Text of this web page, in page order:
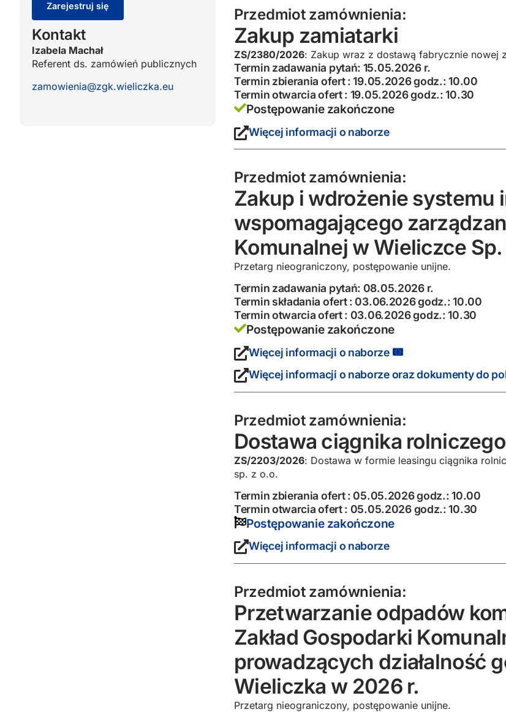
Zarejestruj się
Kontakt
Izabela Machał
Referent ds. zamówień publicznych
zamowienia@zgk.wieliczka.eu
Przedmiot zamównienia:
Zakup zamiatarki
ZS/2380/2026: Zakup wraz z dostawą fabrycznie nowej
Termin zadawania pytań: 15.05.2026 r.
Termin zbierania ofert : 19.05.2026 godz.: 10.00
Termin otwarcia ofert : 19.05.2026 godz.: 10.30
Postępowanie zakończone
Więcej informacji o naborze
Przedmiot zamównienia:
Zakup i wdrożenie systemu
wspomagającego
Komunalnej w Wieliczce Sp.
Przetarg nieograniczony, postępowanie unijne.
Termin zadawania pytań: 08.05.2026 r.
Termin składania ofert : 03.06.2026 godz.: 10.00
Termin otwarcia ofert : 03.06.2026 godz.: 10.30
Postępowanie zakończone
Więcej informacji o naborze
Więcej informacji o naborze oraz dokumenty do
Przedmiot zamównienia:
Dostawa ciągnika rolniczego
ZS/2203/2026: Dostawa w formie leasingu ciągnika
sp. z o.o.
Termin zbierania ofert : 05.05.2026 godz.: 10.00
Termin otwarcia ofert : 05.05.2026 godz.: 10.30
Postępowanie zakończone
Więcej informacji o naborze
Przedmiot zamównienia:
Przetwarzanie odpadów
Zakład Gospodarki
prowadzących działalność
Wieliczka w 2026 r.
Przetarg nieograniczony, postępowanie unijne.